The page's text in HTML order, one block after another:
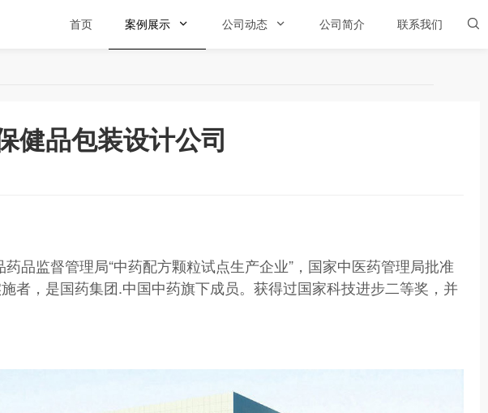

首页 案例展示  公司动态  公司简介 联系我们
健品包装设计公司
品监督管理局“中药配方颗粒试点生产企业”，国家中医药管理局批准
者，是国药集团.中国中药旗下成员。 获得过国家科技进步二等奖，并